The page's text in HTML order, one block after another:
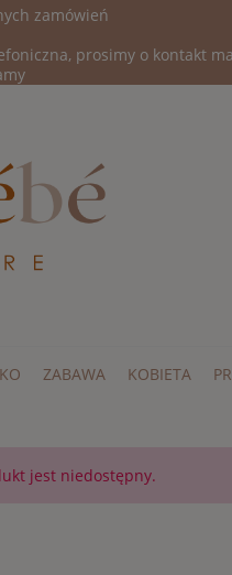
zamówień
prosimy o kontakt
ZABAWA KOBIETA
jest niedostępny.